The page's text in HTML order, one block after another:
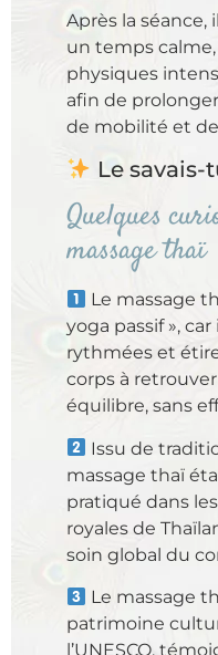
Après la séance,
un temps calme,
physiques
afin de
de mobilité et
Le savais-
Quelques
massage thaï
Le massage
yoga passif »,
rythmées et
corps à
équilibre, sans
Issu de
massage thaï
pratiqué dans
royales de
soin global du
Le massage
patrimoine
l’UNESCO,